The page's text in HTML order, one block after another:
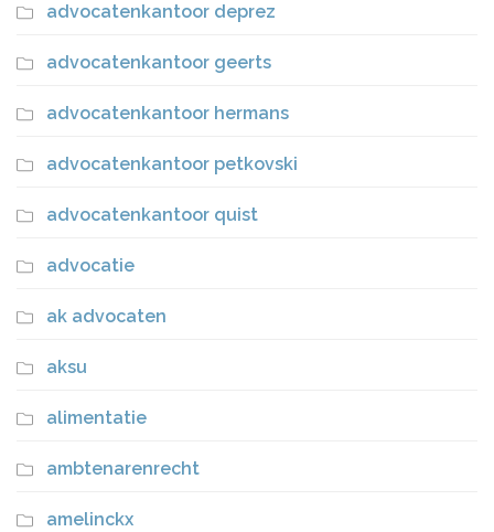
advocatenkantoor deprez
advocatenkantoor geerts
advocatenkantoor hermans
advocatenkantoor petkovski
advocatenkantoor quist
advocatie
ak advocaten
aksu
alimentatie
ambtenarenrecht
amelinckx